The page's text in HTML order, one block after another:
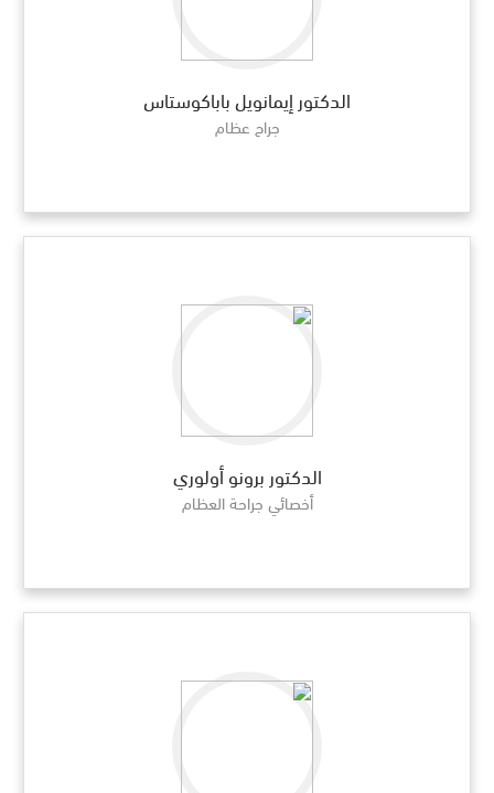
الدكتور إيمانويل باباكوستاس
جراح عظام
الدكتور برونو أولوري
أخصائي جراحة العظام